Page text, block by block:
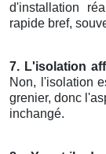
d'installation
rapide bref,
7. L'isolation
Non, l'isolation
grenier, donc
inchangé.